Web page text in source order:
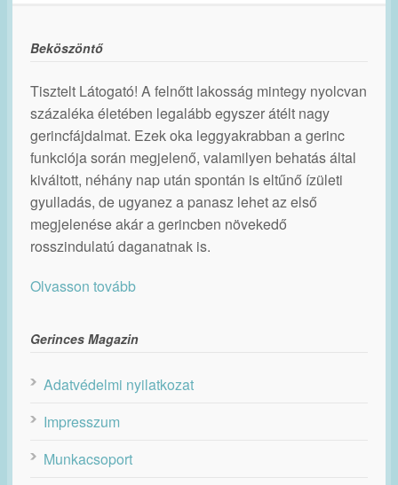
Beköszöntő
Tisztelt Látogató! A felnőtt lakosság mintegy nyolcvan
százaléka életében legalább egyszer átélt nagy
gerincfájdalmat. Ezek oka leggyakrabban a gerinc
funkciója során megjelenő, valamilyen behatás által
kiváltott, néhány nap után spontán is eltűnő ízületi
gyulladás, de ugyanez a panasz lehet az első
megjelenése akár a gerincben növekedő
rosszindulatú daganatnak is.
Olvasson tovább
Gerinces Magazin
Adatvédelmi nyilatkozat
Impresszum
Munkacsoport